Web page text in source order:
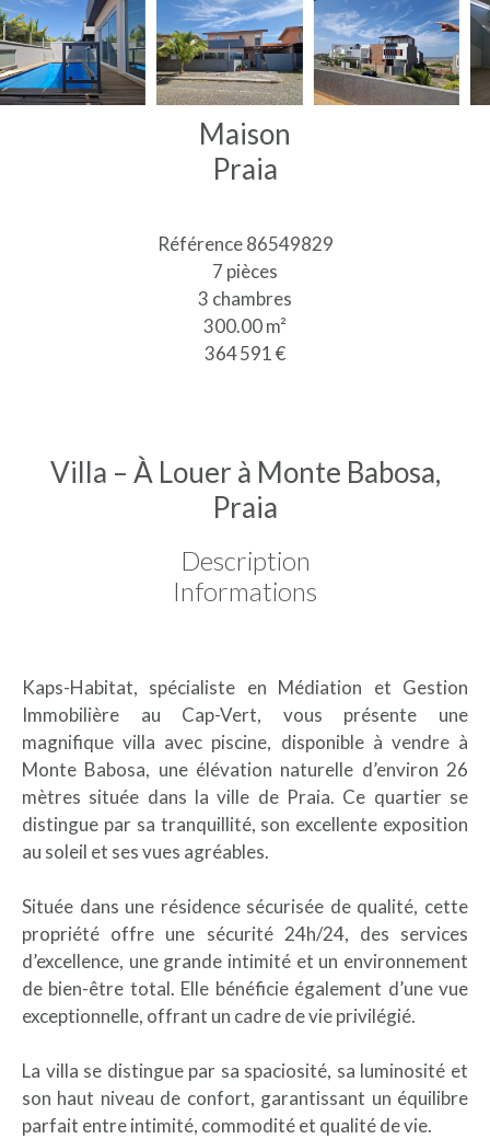
Maison
Praia
Référence86549829
7 pièces
3 chambres
300.00m²
364 591 €
Villa – À Louer à Monte Babosa,
Praia
Description
Informations
Kaps-Habitat, spécialiste en Médiation et Gestion
Immobilière au Cap-Vert, vous présente une
magnifique villa avec piscine, disponible à vendre à
Monte Babosa, une élévation naturelle d’environ 26
mètres située dans la ville de Praia. Ce quartier se
distingue par sa tranquillité, son excellente exposition
au soleil et ses vues agréables.
Située dans une résidence sécurisée de qualité, cette
propriété offre une sécurité 24h/24, des services
d’excellence, une grande intimité et un environnement
de bien-être total. Elle bénéficie également d’une vue
exceptionnelle, offrant un cadre de vie privilégié.
La villa se distingue par sa spaciosité, sa luminosité et
son haut niveau de confort, garantissant un équilibre
parfait entre intimité, commodité et qualité de vie.